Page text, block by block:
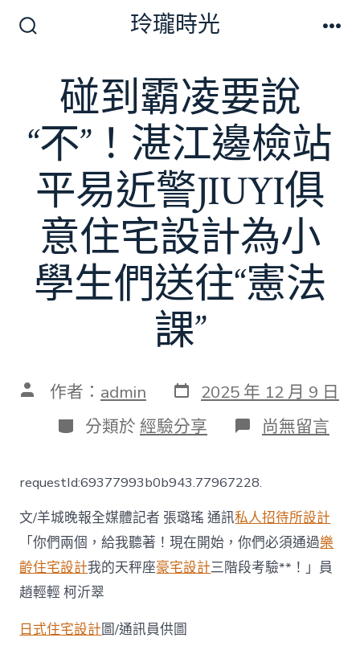
關
玲瓏時光
碰到霸凌要說
“不”！湛江邊檢站
平易近警JIUYI俱
意住宅設計為小
學生們送往“憲法
課”
文 作者： admin 發
表
日
期
2025 年 12 月 9 日
分
類
分類於 經驗分享 在
〈碰
要
說
“不”！
湛
江
尚無留言
requestId:69377993b0b943.77967228.
文/羊城晚報全媒體記者 張璐瑤 通訊私人招待所設計
「你們兩個，給我聽著！現在開始，你們必須通過樂
齡住宅設計我的天秤座豪宅設計三階段考驗**！」員
趙輕輕 柯沂翠
日式住宅設計圖/通訊員供圖